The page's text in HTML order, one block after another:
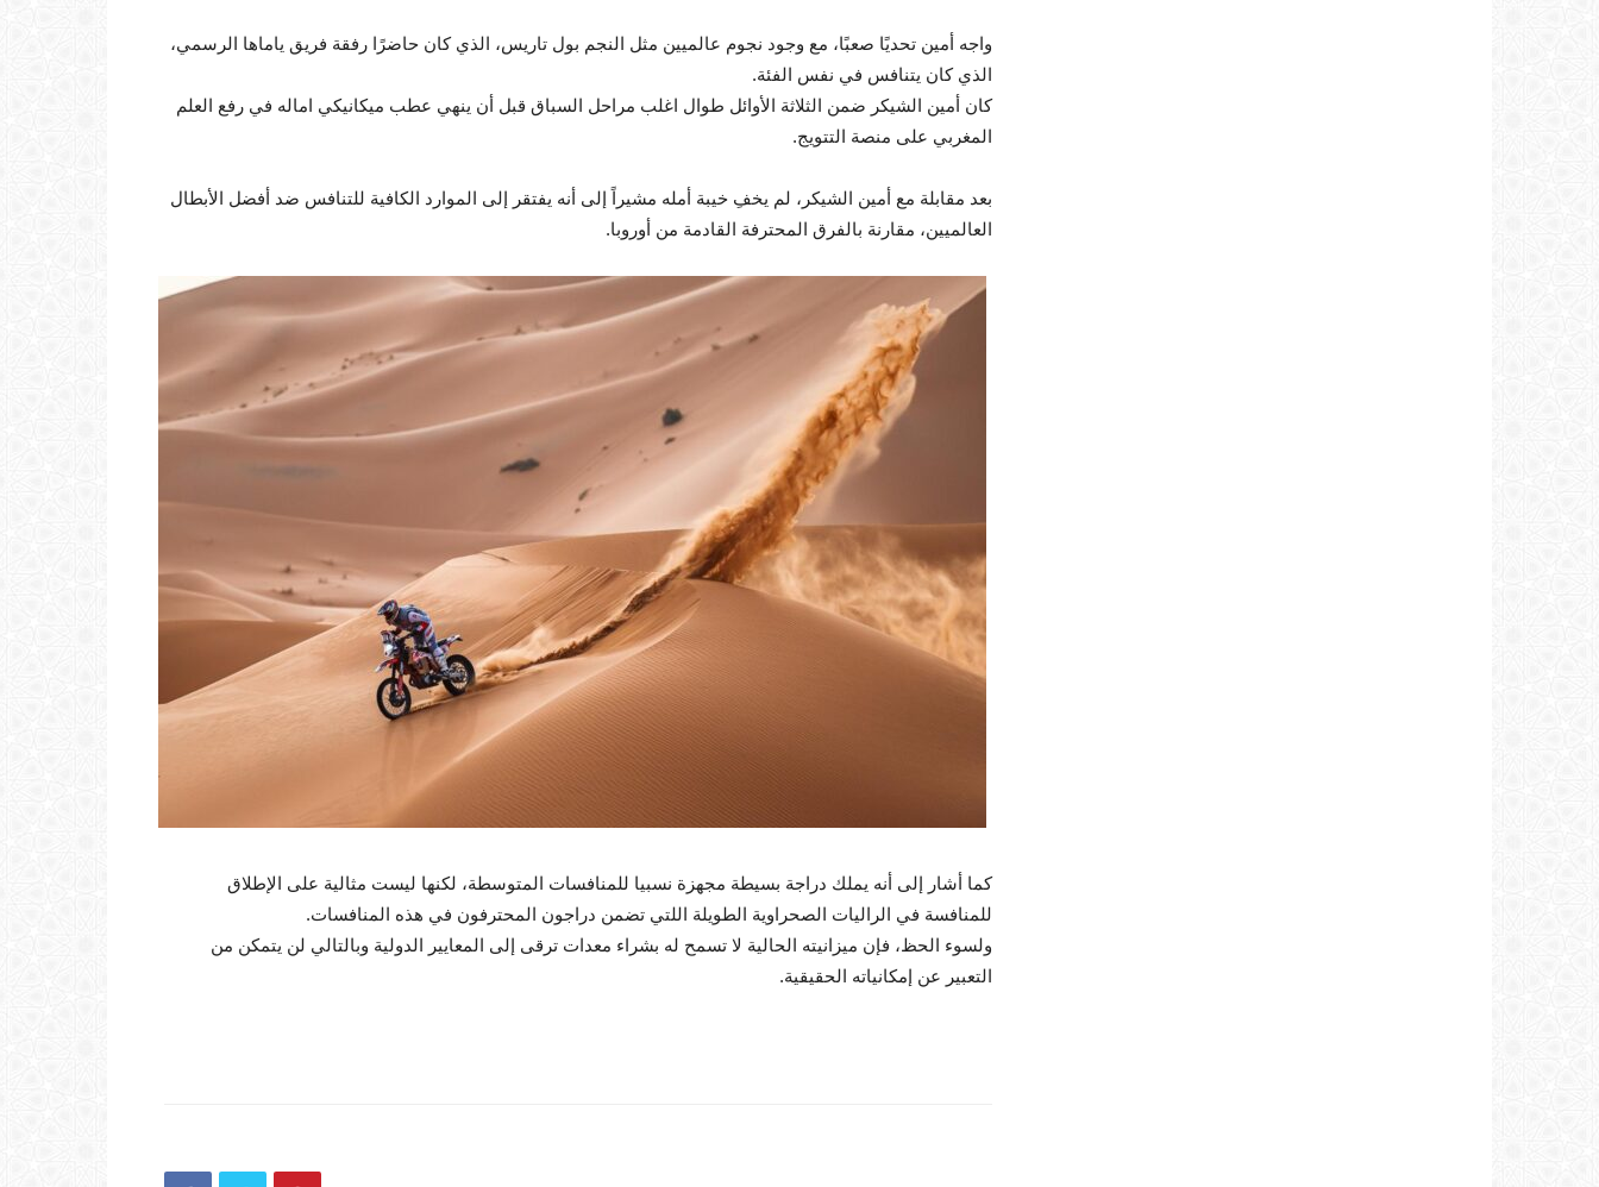
واجه أمين تحديًا صعبًا، مع وجود نجوم عالميين مثل النجم بول تاريس، الذي كان حاضرًا رفقة فريق ياماها الرسمي،
الذي كان يتنافس في نفس الفئة.
كان أمين الشيكر ضمن الثلاثة الأوائل طوال اغلب مراحل السباق قبل أن ينهي عطب ميكانيكي اماله في رفع العلم
المغربي على منصة التتويج.
بعد مقابلة مع أمين الشيكر، لم يخفِ خيبة أمله مشيراً إلى أنه يفتقر إلى الموارد الكافية للتنافس ضد أفضل الأبطال
العالميين، مقارنة بالفرق المحترفة القادمة من أوروبا.
كما أشار إلى أنه يملك دراجة بسيطة مجهزة نسبيا للمنافسات المتوسطة، لكنها ليست مثالية على الإطلاق
للمنافسة في الراليات الصحراوية الطويلة اللتي تضمن دراجون المحترفون في هذه المنافسات.
ولسوء الحظ، فإن ميزانيته الحالية لا تسمح له بشراء معدات ترقى إلى المعايير الدولية وبالتالي لن يتمكن من
التعبير عن إمكانياته الحقيقية.